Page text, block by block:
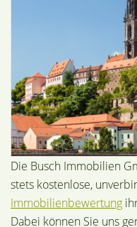
Die Busch Immobilien
stets kostenlose,
Immobilienbewertung
Dabei können Sie uns